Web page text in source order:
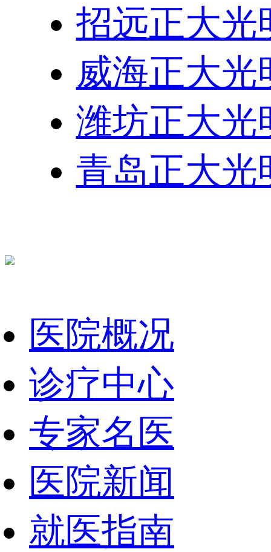
招远正大光
威海正大光
潍坊正大光
青岛正大光
医院概况
诊疗中心
专家名医
医院新闻
就医指南